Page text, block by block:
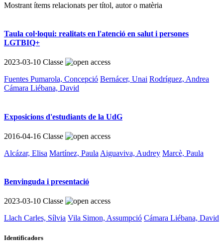
Mostrant ítems relacionats per títol, autor o matèria
Taula col·loqui: realitats en l'atenció en salut i persones
LGTBIQ+
2023-03-10 Classe
Fuentes Pumarola, Concepció Bernácer, Unai Rodríguez, Andrea
Cámara Liébana, David
Exposicions d'estudiants de la UdG
2016-04-16 Classe
Alcázar, Elisa Martínez, Paula Aiguaviva, Audrey Marcè, Paula
Benvinguda i presentació
2023-03-10 Classe
Llach Carles, Sílvia Vila Simon, Assumpció Cámara Liébana, David
Identificadors